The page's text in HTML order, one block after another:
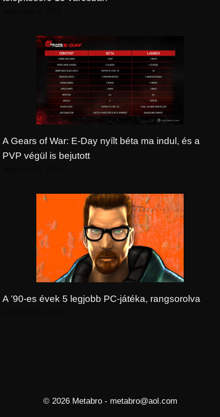
A Gears of War: E-Day nyílt béta ma indul, és a
PVP végül is bejutott
A ’90-es évek 5 legjobb PC-játéka, rangsorolva
© 2026 Metabro - metabro@aol.com